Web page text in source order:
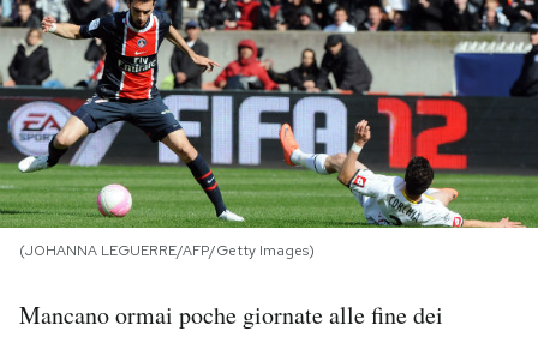
Sport
Mondiali calcio 2026
PODCAST
NEWSLETTER
(JOHANNA LEGUERRE/AFP/Getty Images)
Mancano ormai poche giornate alle fine dei